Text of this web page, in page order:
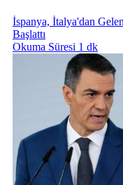
İspanya, İtalya'dan
Başlattı
Okuma Süresi 1 dk